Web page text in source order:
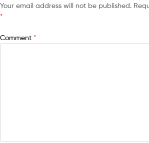
Your email address will not be published.
*
Comment *